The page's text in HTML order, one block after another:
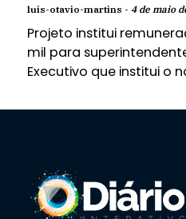
luis-otavio-martins - 4 de maio
Projeto institui
mil para
Executivo que institui o